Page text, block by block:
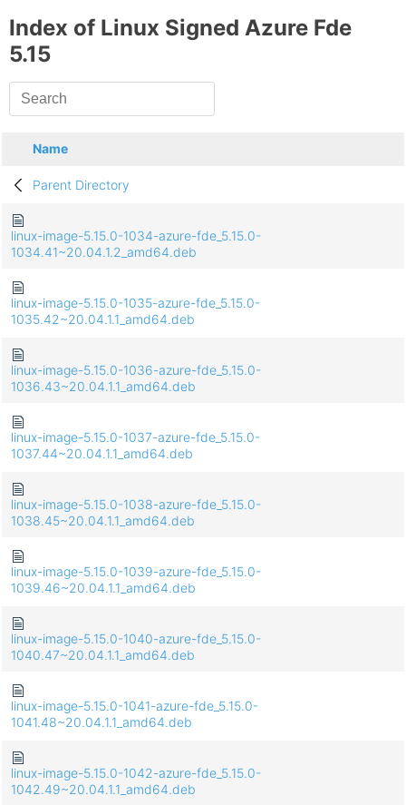
Index of Linux Signed Azure Fde
5.15
Name
Parent Directory
linux-image-5.15.0-1034-azure-fde_5.15.0-
1034.41~20.04.1.2_amd64.deb
linux-image-5.15.0-1035-azure-fde_5.15.0-
1035.42~20.04.1.1_amd64.deb
linux-image-5.15.0-1036-azure-fde_5.15.0-
1036.43~20.04.1.1_amd64.deb
linux-image-5.15.0-1037-azure-fde_5.15.0-
1037.44~20.04.1.1_amd64.deb
linux-image-5.15.0-1038-azure-fde_5.15.0-
1038.45~20.04.1.1_amd64.deb
linux-image-5.15.0-1039-azure-fde_5.15.0-
1039.46~20.04.1.1_amd64.deb
linux-image-5.15.0-1040-azure-fde_5.15.0-
1040.47~20.04.1.1_amd64.deb
linux-image-5.15.0-1041-azure-fde_5.15.0-
1041.48~20.04.1.1_amd64.deb
linux-image-5.15.0-1042-azure-fde_5.15.0-
1042.49~20.04.1.1_amd64.deb